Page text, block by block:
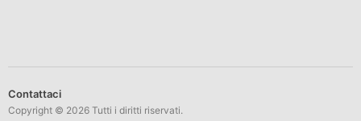
Contattaci
Copyright © 2026 Tutti i diritti riservati.